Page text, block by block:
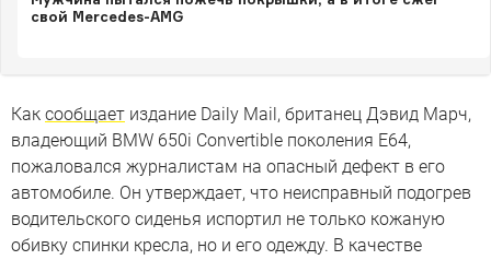
свой Mercedes-AMG
Как сообщает издание Daily Mail, британец Дэвид Марч,
владеющий BMW 650i Convertible поколения Е64,
пожаловался журналистам на опасный дефект в его
автомобиле. Он утверждает, что неисправный подогрев
водительского сиденья испортил не только кожаную
обивку спинки кресла, но и его одежду. В качестве